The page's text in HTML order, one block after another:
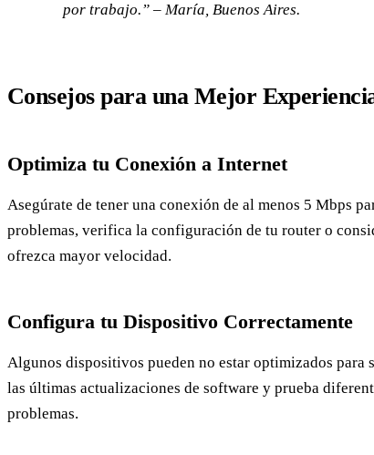
por trabajo.” – María, Buenos Aires.
Consejos para una Mejor
Optimiza tu Conexión a Internet
Asegúrate de tener una conexión de al menos 5 Mbps
problemas, verifica la configuración de tu router o
ofrezca mayor velocidad.
Configura tu Dispositivo Correctamente
Algunos dispositivos pueden no estar optimizados para
las últimas actualizaciones de software y prueba
problemas.